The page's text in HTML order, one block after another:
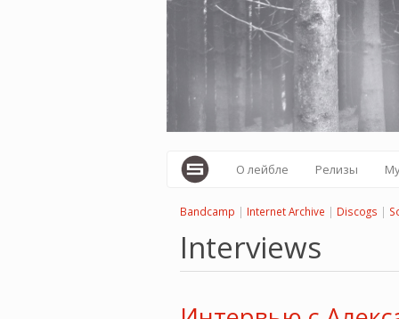
О лейбле Релизы
Bandcamp | Internet Archive | Discogs |
Interviews